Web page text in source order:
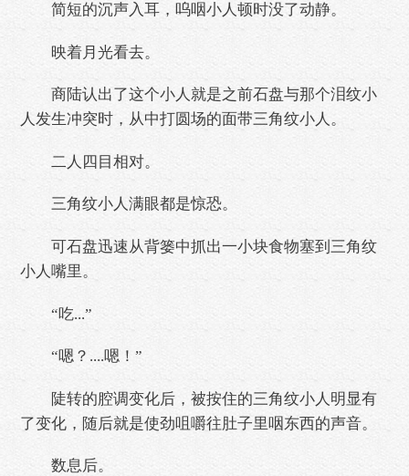
简短的沉声入耳，呜咽小人顿时没了动静。
映着月光看去。
商陆认出了这个小人就是之前石盘与那个泪纹小
人发生冲突时，从中打圆场的面带三角纹小人。
二人四目相对。
三角纹小人满眼都是惊恐。
可石盘迅速从背篓中抓出一小块食物塞到三角纹
小人嘴里。
“吃...”
“嗯？....嗯！”
陡转的腔调变化后，被按住的三角纹小人明显有
了变化，随后就是使劲咀嚼往肚子里咽东西的声音。
数息后。